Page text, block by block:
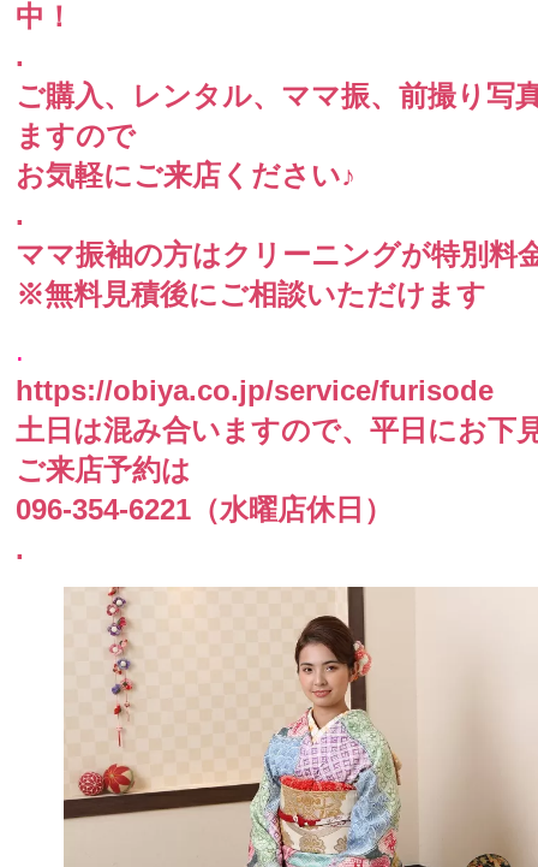
中！
.
ご購入、レンタル、ママ振、前撮り写
ますので
お気軽にご来店ください♪
.
ママ振袖の方はクリーニングが特別料
※無料見積後にご相談いただけます
.
https://obiya.co.jp/service/furisode
土日は混み合いますので、平日にお下
ご来店予約は
096-354-6221（水曜店休日）
.